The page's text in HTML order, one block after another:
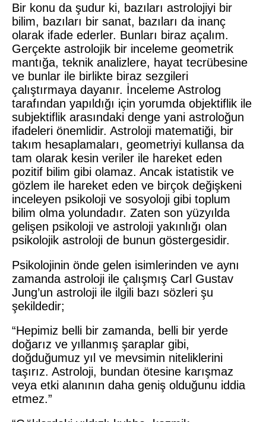
Bir konu da şudur ki, bazıları astrolojiyi bir
bilim, bazıları bir sanat, bazıları da inanç
olarak ifade ederler. Bunları biraz açalım.
Gerçekte astrolojik bir inceleme geometrik
mantığa, teknik analizlere, hayat tecrübesine
ve bunlar ile birlikte biraz sezgileri
çalıştırmaya dayanır. İnceleme Astrolog
tarafından yapıldığı için yorumda objektiflik ile
subjektiflik arasındaki denge yani astroloğun
ifadeleri önemlidir. Astroloji matematiği, bir
takım hesaplamaları, geometriyi kullansa da
tam olarak kesin veriler ile hareket eden
pozitif bilim gibi olamaz. Ancak istatistik ve
gözlem ile hareket eden ve birçok değişkeni
inceleyen psikoloji ve sosyoloji gibi toplum
bilim olma yolundadır. Zaten son yüzyılda
gelişen psikoloji ve astroloji yakınlığı olan
psikolojik astroloji de bunun göstergesidir.
Psikolojinin önde gelen isimlerinden ve aynı
zamanda astroloji ile çalışmış Carl Gustav
Jung’un astroloji ile ilgili bazı sözleri şu
şekildedir;
“Hepimiz belli bir zamanda, belli bir yerde
doğarız ve yıllanmış şaraplar gibi,
doğduğumuz yıl ve mevsimin niteliklerini
taşırız. Astroloji, bundan ötesine karışmaz
veya etki alanının daha geniş olduğunu iddia
etmez.”